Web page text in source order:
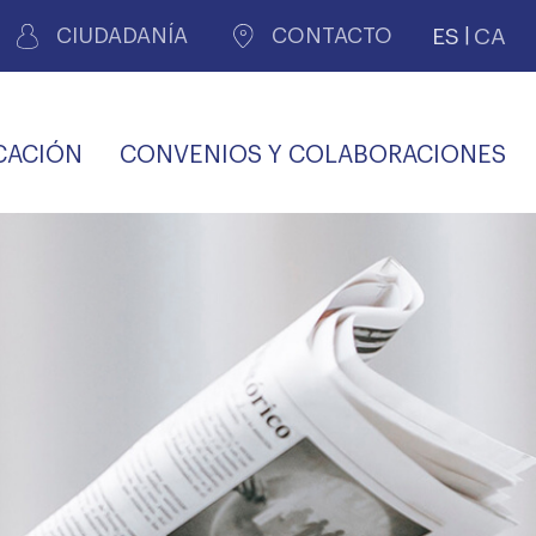
CIUDADANÍA CONTACTO ES CA
CONVENIOS Y COLABORACIONES
PERSONAL LABORAL
COMLL
SALUD Y APOYO AL
AGENCIA DE
VIDA
PROFESIONAL
OFERTAS Y
TRANSPARENCIA
TRÁMITES CONSULTA
MÉDICA